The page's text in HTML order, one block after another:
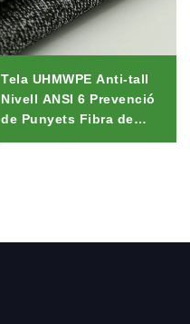
Tela UHMWPE Anti-tall
Nivell ANSI 6 Prevenció
de Punyets Fibra de
Vidre Polièster HPPE